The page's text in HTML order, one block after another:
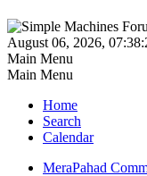
August 06, 2026,
Main Menu
Main Menu
Home
Search
Calendar
MeraPahad